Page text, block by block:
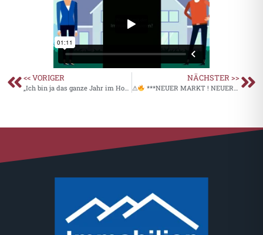
<< VORIGER NÄCHSTER >>
⚠ ***NEUER MARKT ! NEUER PREIS !***